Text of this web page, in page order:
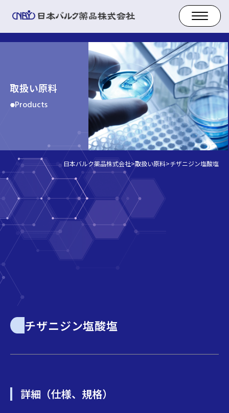
取扱い原料
Products
日本バルク薬品株式会社>取扱い原料>チザニジン塩酸塩
チザニジン塩酸塩
詳細（仕様、規格）